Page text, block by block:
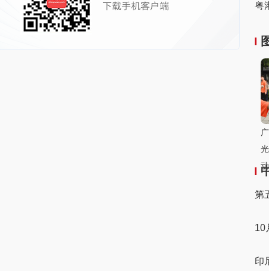
粤
动
第
10
印